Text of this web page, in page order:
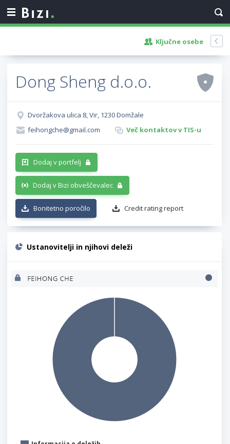
Ključne osebe
Dong Sheng d.o.o.
Dvoržakova ulica 8, Vir, 1230 Domžale
feihongche@gmail.com
Več kontaktov v TIS-u
Dodaj v portfelj
Dodaj v Bizi obveščevalec
Bonitetno poročilo Credit rating report
Ustanovitelji in njihovi deleži